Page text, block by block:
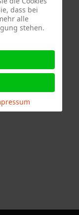
dass bei
alle
stehen.